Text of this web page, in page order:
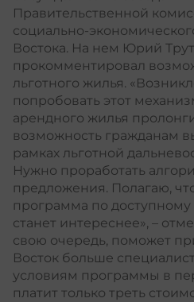
Правительственной
социально-
Востока. На нем Юрий
прокомментировал
льготного жилья.
попробовать этот
арендного жилья
возможность гражданам
рамках льготной
Нужно проработать
предложения. Полагаю,
программа по
станет интереснее», –
свою очередь, поможет
Восток больше
условиям программы в
платит только треть